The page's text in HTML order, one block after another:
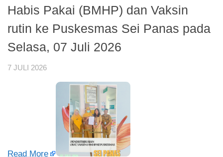
Habis Pakai (BMHP) dan Vaksin
rutin ke Puskesmas Sei Panas pada
Selasa, 07 Juli 2026
7 JULI 2026
Read More